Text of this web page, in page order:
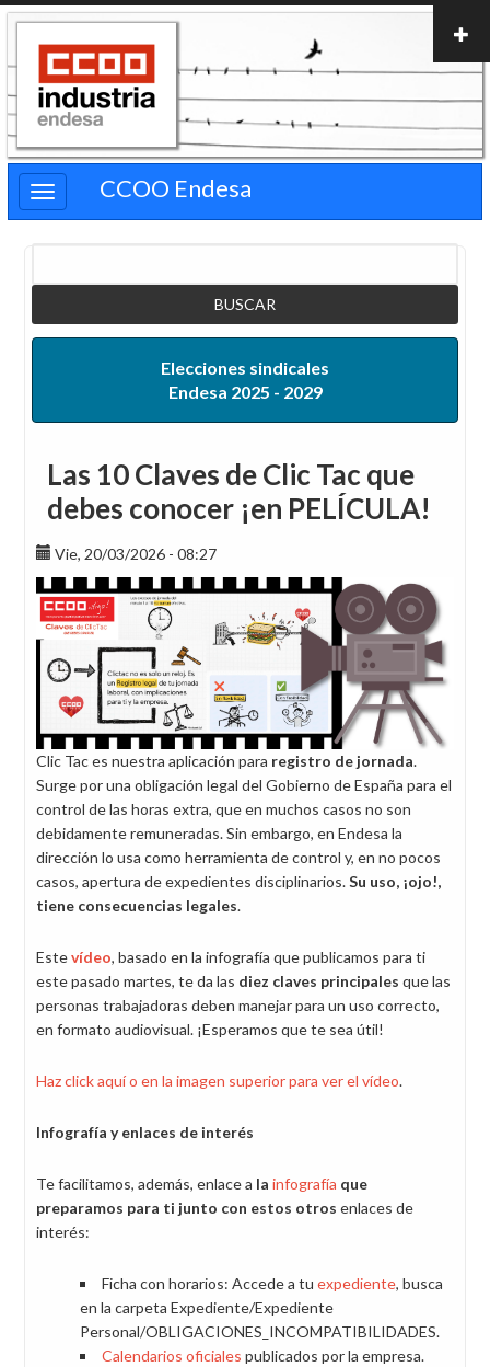
Pasar
contenido
principal
CCOO Endesa
Elecciones sindicales
Endesa 2025 - 2029
Las 10 Claves de Clic Tac que
debes conocer ¡en PELÍCULA!
Vie, 20/03/2026 - 08:27
Clic Tac es nuestra aplicación para registro de jornada.
Surge por una obligación legal del Gobierno de España para el
control de las horas extra, que en muchos casos no son
debidamente remuneradas. Sin embargo, en Endesa la
dirección lo usa como herramienta de control y, en no pocos
casos, apertura de expedientes disciplinarios.Su uso, ¡ojo!,
tiene consecuencias legales.
Estevídeo, basado en la infografía que publicamos para ti
este pasado martes, te da las diez claves principales que las
personas trabajadoras deben manejar para un uso correcto,
en formato audiovisual. ¡Esperamos que te sea útil!
Haz click aquí o en la imagen superior para ver el vídeo.
Infografía y enlaces de interés
Te facilitamos, además, enlace a la infografía que
preparamos para ti junto con estos otros enlaces de
interés:
Ficha con horarios: Accede a tu expediente, busca
en la carpeta Expediente/Expediente
Personal/OBLIGACIONES_INCOMPATIBILIDADES.
Calendarios oficiales ​ publicados por la empresa.